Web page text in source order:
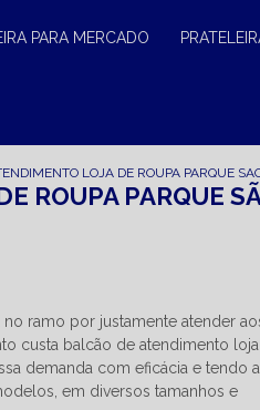
PARA MERCADO
LOJA DE ROUPA PARQUE
ROUPA PARQUE
ramo por justamente atender
custa balcão de atendimento loja
demanda com eficácia e tendo a
em diversos tamanhos e